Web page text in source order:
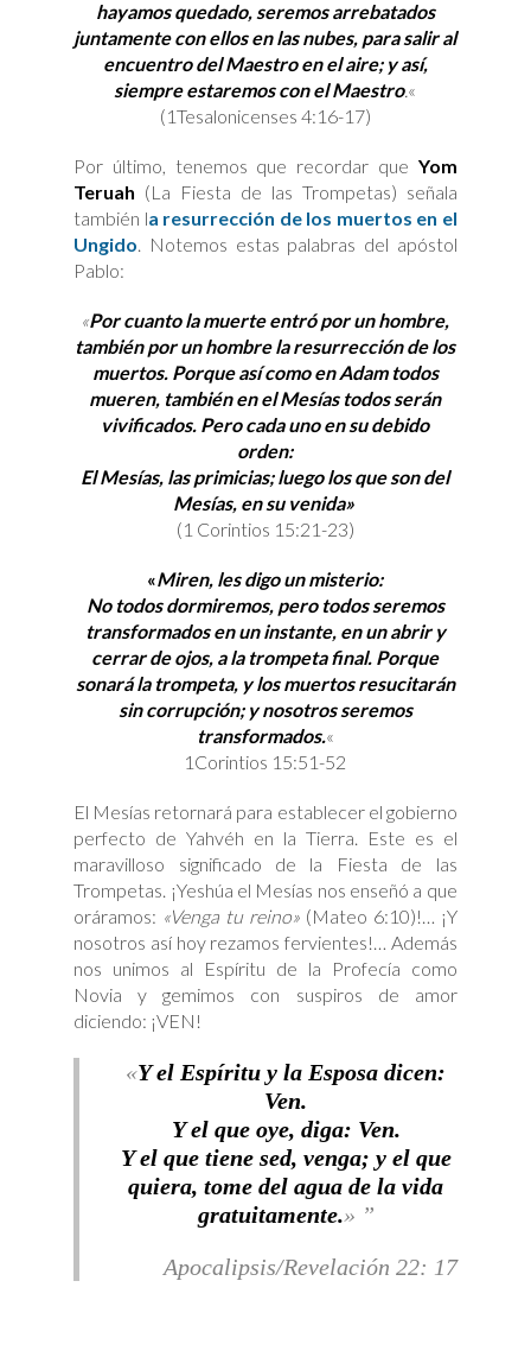
hayamos quedado, seremos arrebatados
juntamente con ellos en las nubes, para salir al
encuentro del Maestro en el aire; y así,
siempre estaremos con el Maestro.«
(1Tesalonicenses 4:16-17)
Por último, tenemos que recordar que Yom
Teruah (La Fiesta de las Trompetas) señala
también la resurrección de los muertos en el
Ungido. Notemos estas palabras del apóstol
Pablo:
«Por cuanto la muerte entró por un hombre,
también por un hombre la resurrección de los
muertos. Porque así como en Adam todos
mueren, también en el Mesías todos serán
vivificados. Pero cada uno en su debido
orden:
El Mesías, las primicias; luego los que son del
Mesías, en su venida»
(1 Corintios 15:21-23)
«Miren, les digo un misterio:
No todos dormiremos, pero todos seremos
transformados en un instante, en un abrir y
cerrar de ojos, a la trompeta final. Porque
sonará la trompeta, y los muertos resucitarán
sin corrupción; y nosotros seremos
transformados.«
1Corintios 15:51-52
El Mesías retornará para establecer el gobierno
perfecto de Yahvéh en la Tierra. Este es el
maravilloso significado de la Fiesta de las
Trompetas. ¡Yeshúa el Mesías nos enseñó a que
oráramos: «Venga tu reino» (Mateo 6:10)!… ¡Y
nosotros así hoy rezamos fervientes!… Además
nos unimos al Espíritu de la Profecía como
Novia y gemimos con suspiros de amor
diciendo: ¡VEN!
«Y el Espíritu y la Esposa dicen:
Ven.
Y el que oye, diga: Ven.
Y el que tiene sed, venga; y el que
quiera, tome del agua de la vida
gratuitamente.»
Apocalipsis/Revelación 22: 17